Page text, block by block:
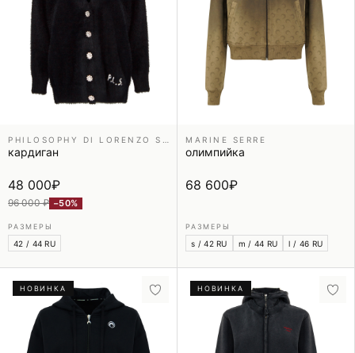
кардиган
48 000₽
96 000 ₽ −50%
РАЗМЕРЫ
42 / 44 RU
MARINE SERRE
олимпийка
68 600₽
РАЗМЕРЫ
s / 42 RU m / 44 RU l / 46 RU
НОВИНКА НОВИНКА